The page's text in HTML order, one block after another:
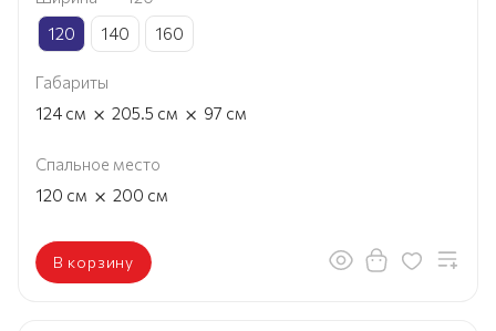
120
140 160
Габариты
124 см × 205.5 см × 97 см
Спальное место
120 см × 200 см
В корзину